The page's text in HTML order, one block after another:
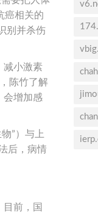
癌相关的
别并杀伤
减小激素
陈竹了解
会增加感
”）与上
后，病情
前，国